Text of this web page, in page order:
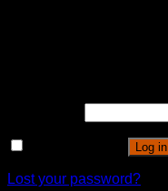
Log in
Lost your password?